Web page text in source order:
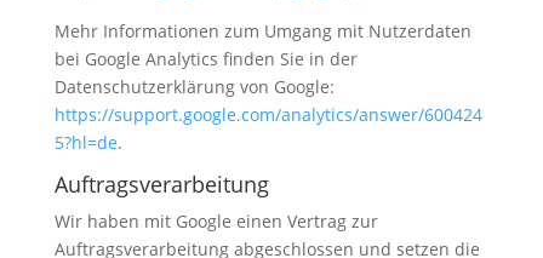
Mehr Informationen zum Umgang mit Nutzerdaten
bei Google Analytics finden Sie in der
Datenschutzerklärung von Google:
https://support.google.com/analytics/answer/600424
5?hl=de.
Auftragsverarbeitung
Wir haben mit Google einen Vertrag zur
Auftragsverarbeitung abgeschlossen und setzen die